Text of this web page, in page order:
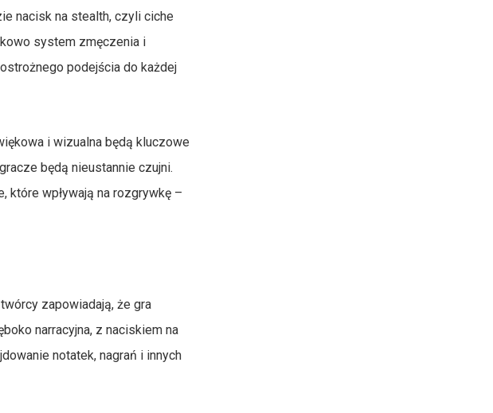
nacisk na stealth, czyli ciche
system zmęczenia i
podejścia do każdej
i wizualna będą kluczowe
będą nieustannie czujni.
które wpływają na rozgrywkę –
zapowiadają, że gra
narracyjna, z naciskiem na
notatek, nagrań i innych